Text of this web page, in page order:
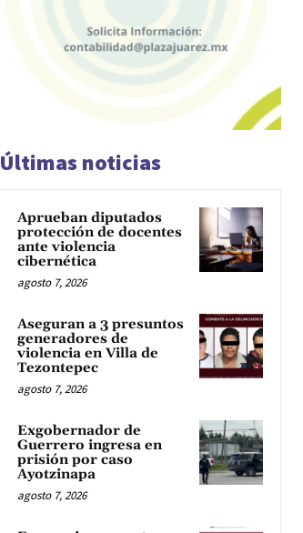
Últimas noticias
Aprueban diputados
protección de docentes
ante violencia
cibernética
agosto 7, 2026
Aseguran a 3 presuntos
generadores de
violencia en Villa de
Tezontepec
agosto 7, 2026
Exgobernador de
Guerrero ingresa en
prisión por caso
Ayotzinapa
agosto 7, 2026